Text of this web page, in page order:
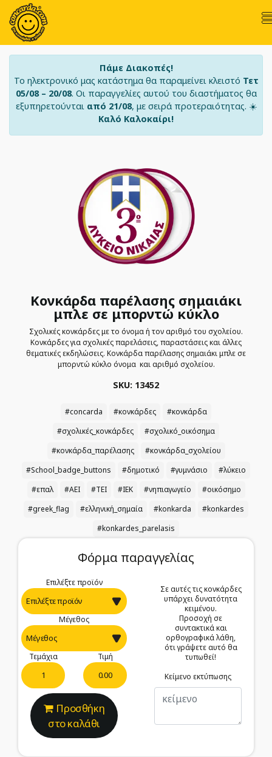
Πάμε Διακοπές!
Το ηλεκτρονικό μας κατάστημα θα παραμείνει κλειστό Τετ
05/08 – 20/08. Οι παραγγελίες αυτού του διαστήματος θα
εξυπηρετούνται από 21/08, με σειρά προτεραιότητας. ☀️
Καλό Καλοκαίρι!
Κονκάρδα παρέλασης σημαιάκι
μπλε σε μπορντώ κύκλο
Σχολικές κονκάρδες με το όνομα ή τον αριθμό του σχολείου.
Κονκάρδες για σχολικές παρελάσεις, παραστάσεις και άλλες
θεματικές εκδηλώσεις. Κονκάρδα παρέλασης σημαιάκι μπλε σε
μπορντώ κύκλο όνομα και αριθμό σχολείου.
SKU: 13452
#concarda #κονκάρδες
#κονκάρδα
#σχολικές_κονκάρδες
#σχολικό_οικόσημα
#κονκάρδα_παρέλασης
#κονκάρδα_σχολείου
#School_badge_buttons
#δημοτικό #γυμνάσιο
#λύκειο
#επαλ
#ΑΕΙ #ΤΕΙ #ΙΕΚ #νηπιαγωγείο
#οικόσημο
#greek_flag
#ελληνική_σημαία #konkarda
#konkardes
#konkardes_parelasis
Φόρμα παραγγελίας
Επιλέξτε προϊόν
Μέγεθος
Τεμάχια Τιμή
0.00
Προσθήκη
στο καλάθι
Σε αυτές τις κονκάρδες
υπάρχει δυνατότητα
κειμένου.
Προσοχή σε
συντακτικά και
ορθογραφικά λάθη,
ότι γράψετε αυτό θα
τυπωθεί!
Κείμενο εκτύπωσης